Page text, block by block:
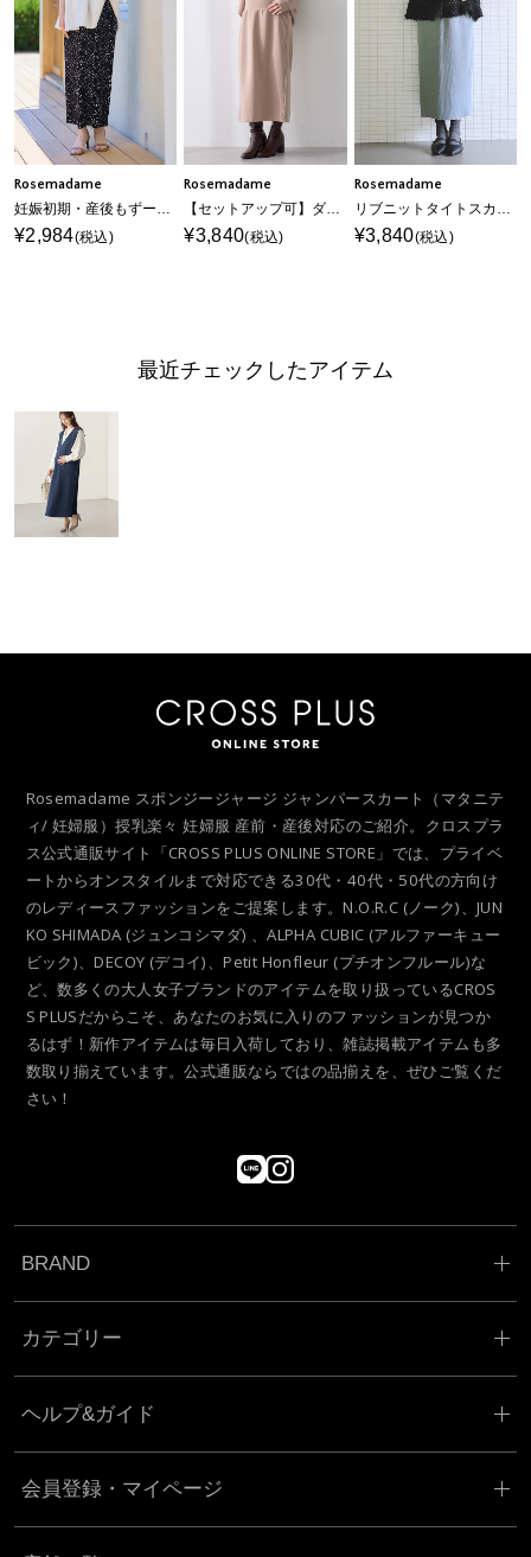
Rosemadame
妊娠初期・産後もずーっとはけるプリーツスカート
¥2,984(税込)
Rosemadame
【セットアップ可】ダンボールナロースカート（マタニティ/ 妊婦服）産前・産後対応）
¥3,840(税込)
Rosemadame
リブニットタイトスカート(マタニティ&授乳服）妊婦服 産前・産後対応
¥3,840(税込)
最近チェックしたアイテム
Rosemadame スポンジージャージ ジャンパースカート（マタニテ
ィ/ 妊婦服）授乳楽々 妊婦服 産前・産後対応のご紹介。クロスプラ
ス公式通販サイト「CROSS PLUS ONLINE STORE」では、プライベ
ートからオンスタイルまで対応できる30代・40代・50代の方向け
のレディースファッションをご提案します。N.O.R.C (ノーク)、JUN
KO SHIMADA (ジュンコシマダ) 、ALPHA CUBIC (アルファーキュー
ビック)、DECOY (デコイ)、Petit Honfleur (プチオンフルール)な
ど、数多くの大人女子ブランドのアイテムを取り扱っているCROS
S PLUSだからこそ、あなたのお気に入りのファッションが見つか
るはず！新作アイテムは毎日入荷しており、雑誌掲載アイテムも多
数取り揃えています。公式通販ならではの品揃えを、ぜひご覧くだ
さい！
BRAND
カテゴリー
ヘルプ&ガイド
会員登録・マイページ